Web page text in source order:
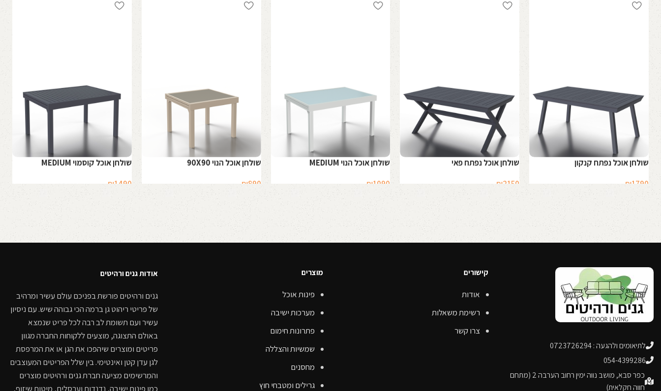
שולחן אוכל נפתח קנקון
₪1790
שולחן אוכל נפתח פאי
₪2150
שולחן אוכל הנוי MEDIUM
₪1090
שולחן אוכל הנוי 90X90
₪890
שולחן אוכל קוסמוי MEDIUM
₪1490
אודות גנים ורהיטים
גנים ורהיטים פורשת בפניכם עולם עשיר ומרהיב
של פריטי ריהוט גן ברמה הכי גבוהה שיש. עם ניסיון
עשיר ועם תשומת לב רבה לכל פריט שנמצא
באולם התצוגה, מוצעים ללקוחות החברה מגוון
פריטים ומוצרים שיהפכו את הגן או את המרפסת
לגן עדן קטן ואינטימי. בין שלל הפריטים המעוצבים
והמרשימים מציעה חברת גנים ורהיטים מוצרים
כמו פינות ישיבה, נדנדות וערסלים, מיטות שיזוף,
מוצרים
פינות אוכל
מערכות ישיבה
פתרונות חימום
שמשיות והצללה
מחסנים
גרילים ומטבחי חוץ
קישורים
אודות
רשימת משאלות
צרו קשר
לתיאומים ולהגעה : 0723726294
054-4399286
כפר סבא, מושב נווה ימין רחוב הערבה 2 (מתחם
חווה חקלאית)